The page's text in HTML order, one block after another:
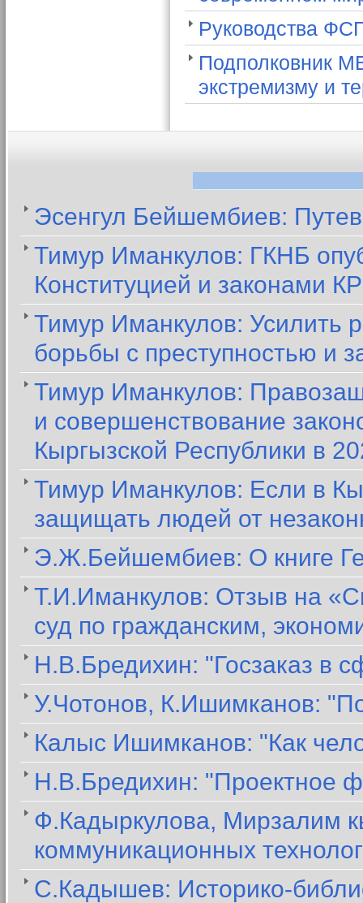
Руководства
Подполковник
экстремизму и
Эсенгул Бейшембиев:
Тимур Иманкулов: ГКНБ
Конституцией и законами КР
Тимур Иманкулов: Усилить
борьбы с преступностью и
Тимур Иманкулов:
и совершенствование
Кыргызской Республики в
Тимур Иманкулов: Если в
защищать людей от
Э.Ж.Бейшембиев: О книге
Т.И.Иманкулов: Отзыв на
суд по гражданским,
Н.В.Бредихин: "Госзаказ в
У.Чотонов, К.Ишимканов:
Калыс Ишимканов: "Как
Н.В.Бредихин: "Проектное
Ф.Кадыркулова, Мирзалим
коммуникационных
С.Кадышев: Историко-